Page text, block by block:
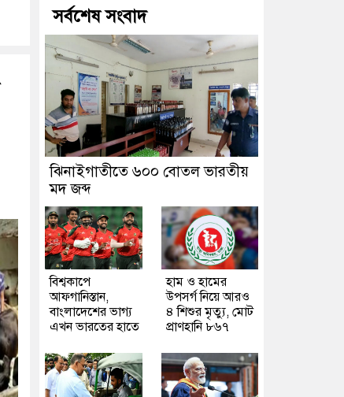
সর্বশেষ সংবাদ
ঝিনাইগাতীতে ৬০০ বোতল ভারতীয়
মদ জব্দ
বিশ্বকাপে
আফগানিস্তান,
বাংলাদেশের ভাগ্য
এখন ভারতের হাতে
হাম ও হামের
উপসর্গ নিয়ে আরও
৪ শিশুর মৃত্যু, মোট
প্রাণহানি ৮৬৭